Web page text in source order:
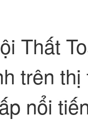
Thất
trên
nổi